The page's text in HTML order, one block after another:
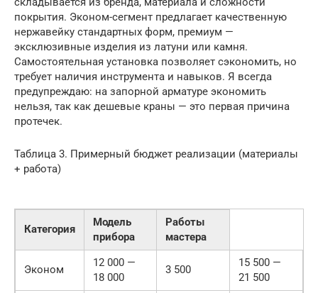
покрытия. Эконом-сегмент предлагает качественную
нержавейку стандартных форм, премиум —
эксклюзивные изделия из латуни или камня.
Самостоятельная установка позволяет сэкономить, но
требует наличия инструмента и навыков. Я всегда
предупреждаю: на запорной арматуре экономить
нельзя, так как дешевые краны — это первая причина
протечек.
Таблица 3. Примерный бюджет реализации (материалы
+ работа)
Категория
Модель
прибора
Работы
мастера
Эконом
12 000 —
18 000
3 500
15 500 —
21 500